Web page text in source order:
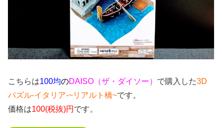
こちらは100均のDAISO（ザ・ダイソー） で購入した3D
パズル-イタリア-~リアルト橋~です。
価格は100(税抜)円 です。